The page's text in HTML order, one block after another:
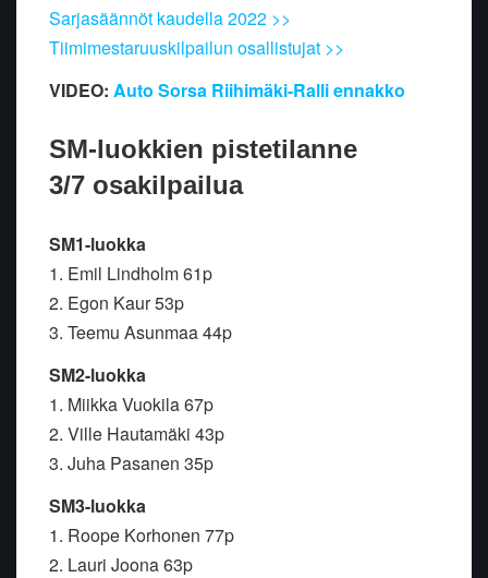
Sarjasäännöt kaudella 2022 >>
Tiimimestaruuskilpailun osallistujat >>
VIDEO: Auto Sorsa Riihimäki-Ralli ennakko
SM-luokkien pistetilanne
3/7 osakilpailua
SM1-luokka
1. Emil Lindholm 61p
2. Egon Kaur 53p
3. Teemu Asunmaa 44p
SM2-luokka
1. Miikka Vuokila 67p
2. Ville Hautamäki 43p
3. Juha Pasanen 35p
SM3-luokka
1. Roope Korhonen 77p
2. Lauri Joona 63p